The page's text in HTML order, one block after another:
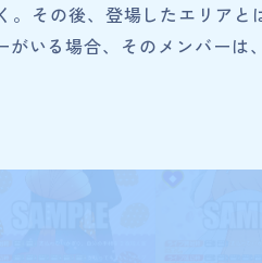
。その後、登場したエリア
いる場合、そのメンバーは